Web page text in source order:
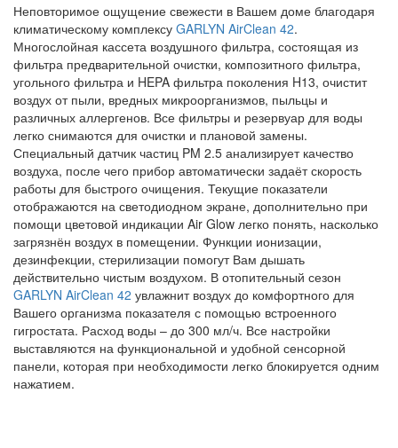
Неповторимое ощущение свежести в Вашем доме благодаря
климатическому комплексу GARLYN AirClean 42.
Многослойная кассета воздушного фильтра, состоящая из
фильтра предварительной очистки, композитного фильтра,
угольного фильтра и HEPA фильтра поколения H13, очистит
воздух от пыли, вредных микроорганизмов, пыльцы и
различных аллергенов. Все фильтры и резервуар для воды
легко снимаются для очистки и плановой замены.
Специальный датчик частиц PM 2.5 анализирует качество
воздуха, после чего прибор автоматически задаёт скорость
работы для быстрого очищения. Текущие показатели
отображаются на светодиодном экране, дополнительно при
помощи цветовой индикации Air Glow легко понять, насколько
загрязнён воздух в помещении. Функции ионизации,
дезинфекции, стерилизации помогут Вам дышать
действительно чистым воздухом. В отопительный сезон
GARLYN AirClean 42 увлажнит воздух до комфортного для
Вашего организма показателя с помощью встроенного
гигростата. Расход воды – до 300 мл/ч. Все настройки
выставляются на функциональной и удобной сенсорной
панели, которая при необходимости легко блокируется одним
нажатием.